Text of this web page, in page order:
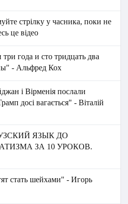
стрілку у часника, поки не
це відео
года и сто тридцать два
- Альфред Кох
і Вірменія послали
досі вагається" - Віталій
ЯЗЫК ДО
ЗА 10 УРОКОВ.
стать шейхами" - Игорь